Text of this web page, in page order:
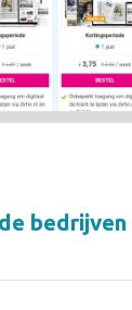
bedrijven